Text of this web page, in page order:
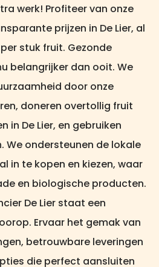
werk! Profiteer van onze
prijzen in De Lier, al
stuk fruit. Gezonde
belangrijker dan ooit. We
door onze
doneren overtollig fruit
in De Lier, en gebruiken
We ondersteunen de lokale
in te kopen en kiezen, waar
en biologische producten.
De Lier staat een
Ervaar het gemak van
betrouwbare leveringen
die perfect aansluiten